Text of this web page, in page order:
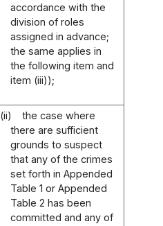
accordance with the
division of roles
assigned in advance;
the same applies in
the following item and
item (iii));
(ii)
the case where
there are sufficient
grounds to suspect
that any of the crimes
set forth in Appended
Table 1 or Appended
Table 2 has been
committed and any of